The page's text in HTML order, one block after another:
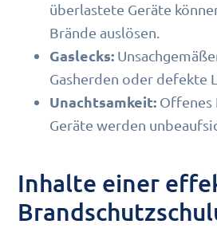
überlastete Geräte
Brände auslösen.
Gaslecks:
Gasherden oder defekte
Unachtsamkeit: Offenes
Geräte werden
Inhalte einer